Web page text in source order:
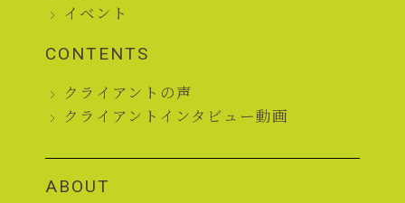
イベント
CONTENTS
クライアントの声
クライアントインタビュー動画
ABOUT